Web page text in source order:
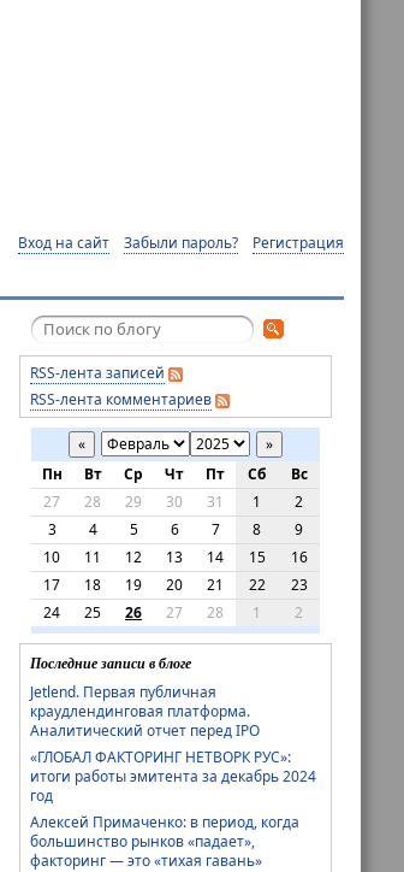
Вход на сайт Забыли пароль? Регистрация
RSS-лента записей
RSS-лента комментариев
«
»
Пн
Вт Ср Чт Пт Сб
Вс
27
28 29 30 31 1
2
3
4 5 6 7 8
9
10
11 12 13 14 15
16
17
18 19 20 21 22
23
24
25 26 27 28 1 2
Последние записи в блоге
Jetlend. Первая публичная
краудлендинговая платформа.
Аналитический отчет перед IPO
«ГЛОБАЛ ФАКТОРИНГ НЕТВОРК РУС»:
итоги работы эмитента за декабрь 2024
год
Алексей Примаченко: в период, когда
большинство рынков «падает»,
факторинг — это «тихая гавань»